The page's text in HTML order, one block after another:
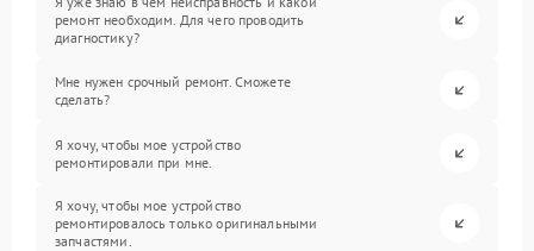
ремонт необходим. Для чего проводить
диагностику?
Мне нужен срочный ремонт. Сможете
сделать?
Я хочу, чтобы мое устройство
ремонтировали при мне.
Я хочу, чтобы мое устройство
ремонтировалось только оригинальными
запчастями.